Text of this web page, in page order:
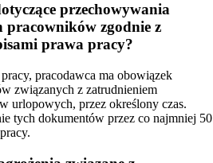
przechowywania
zgodnie z
prawa pracy?
pracodawca ma obowiązek
związanych z zatrudnieniem
urlopowych, przez określony czas.
tych dokumentów przez co najmniej 50